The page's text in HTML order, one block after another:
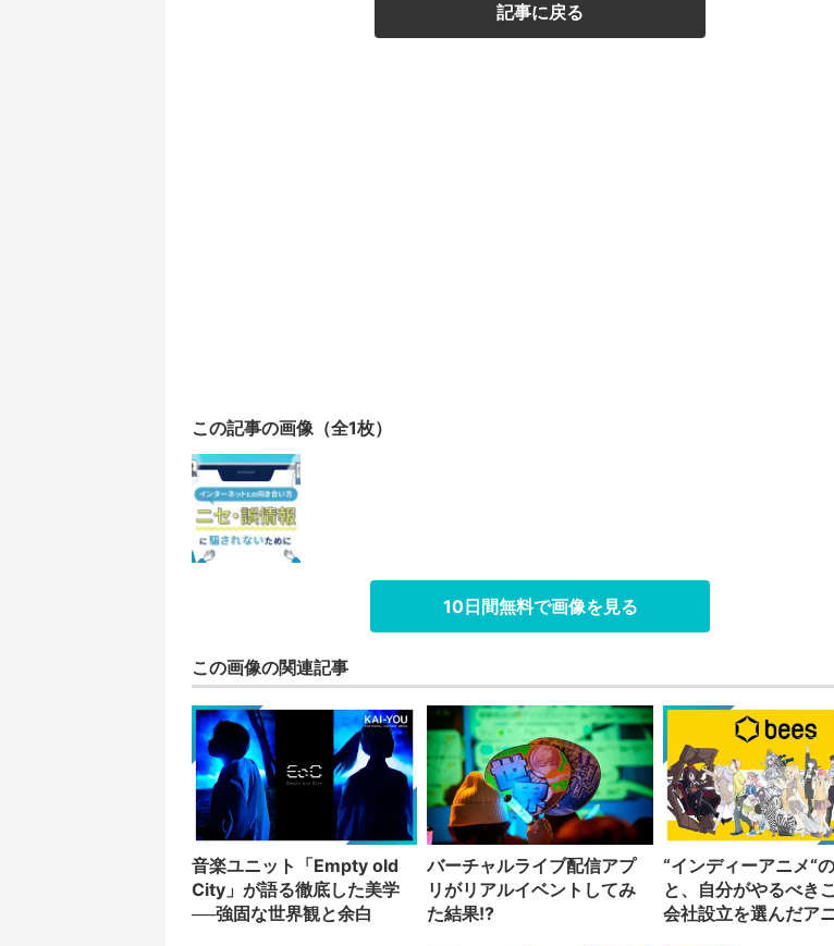
記事に戻る
この記事の画像（全1枚）
10日間無料で画像を見る
この画像の関連記事
音楽ユニット「Empty old
City」が語る徹底した美学
──強固な世界観と余白
バーチャルライブ配信アプ
リがリアルイベントしてみ
た結果!?
“インディーアニメ“
と、自分がやるべき
会社設立を選んだア